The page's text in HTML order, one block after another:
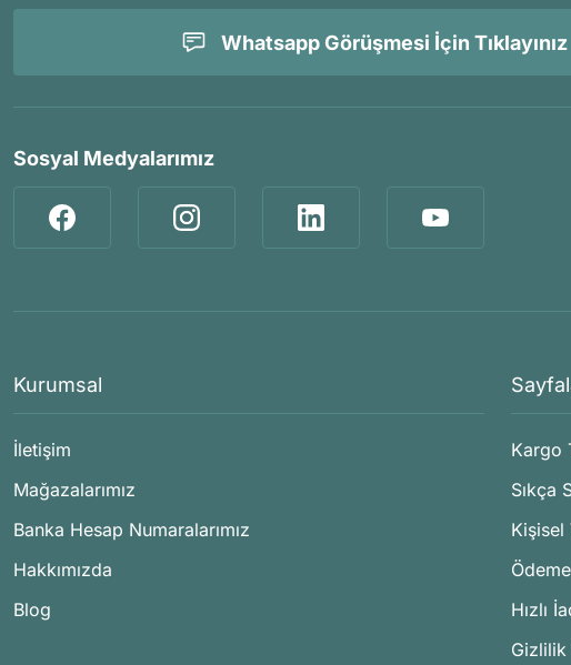
Whatsapp Görüşmesi İçin Tıklayınız
Sosyal Medyalarımız
Kurumsal
İletişim
Mağazalarımız
Banka Hesap Numaralarımız
Hakkımızda
Blog
Kargo
Sıkça
Kişisel
Hızlı